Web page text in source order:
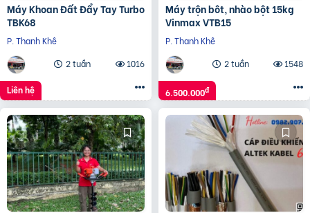
Máy Khoan Đất Đẩy Tay Turbo
TBK68
P. Thanh Khê
2 tuần
1016
Liên hệ
Máy trộn bôt, nhào bột 15kg
Vinmax VTB15
P. Thanh Khê
2 tuần
1548
6.500.000đ